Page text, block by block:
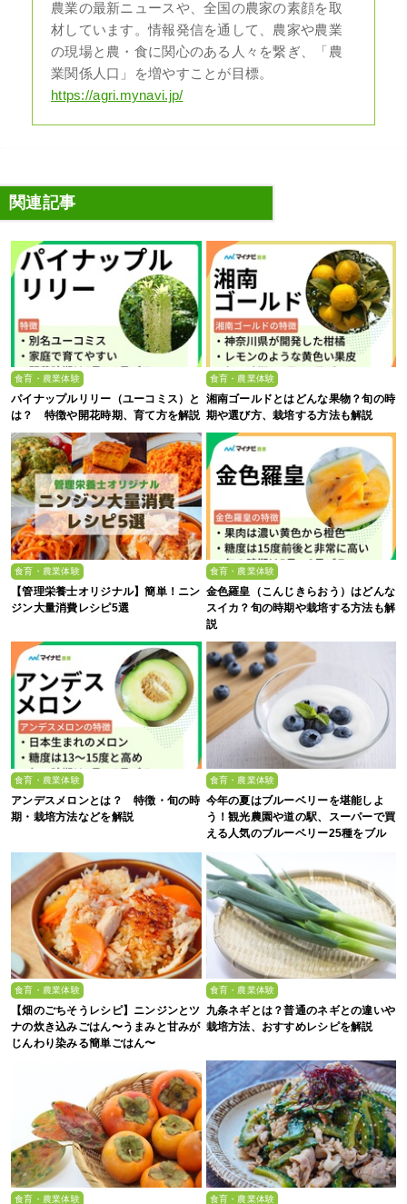
農業の最新ニュースや、全国の農家の素顔を取
材しています。情報発信を通して、農家や農業
の現場と農・食に関心のある人々を繋ぎ、「農
業関係人口」を増やすことが目標。
https://agri.mynavi.jp/
関連記事
食育・農業体験
パイナップルリリー（ユーコミス）と
は？ 特徴や開花時期、育て方を解説
食育・農業体験
湘南ゴールドとはどんな果物？旬の時
期や選び方、栽培する方法も解説
食育・農業体験
【管理栄養士オリジナル】簡単！ニン
ジン大量消費レシピ5選
食育・農業体験
金色羅皇（こんじきらおう）はどんな
スイカ？旬の時期や栽培する方法も解
説
食育・農業体験
アンデスメロンとは？ 特徴・旬の時
期・栽培方法などを解説
食育・農業体験
今年の夏はブルーベリーを堪能しよ
う！観光農園や道の駅、スーパーで買
える人気のブルーベリー25種をブル
食育・農業体験
【畑のごちそうレシピ】ニンジンとツ
ナの炊き込みごはん〜うまみと甘みが
じんわり染みる簡単ごはん〜
食育・農業体験
九条ネギとは？普通のネギとの違いや
栽培方法、おすすめレシピを解説
食育・農業体験 食育・農業体験